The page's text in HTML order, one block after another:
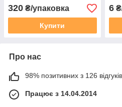
320 ₴/упаковка
Купити
6
Про нас
98% позитивних з 126
Працює з 14.04.2014